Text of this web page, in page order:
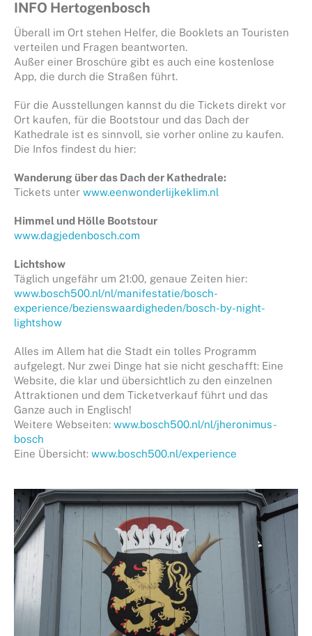
INFO Hertogenbosch
Überall im Ort stehen Helfer, die Booklets an Touristen
verteilen und Fragen beantworten.
Außer einer Broschüre gibt es auch eine kostenlose
App, die durch die Straßen führt.
Für die Ausstellungen kannst du die Tickets direkt vor
Ort kaufen, für die Bootstour und das Dach der
Kathedrale ist es sinnvoll, sie vorher online zu kaufen.
Die Infos findest du hier:
Wanderung über das Dach der Kathedrale:
Tickets unter www.eenwonderlijkeklim.nl
Himmel und Hölle Bootstour
www.dagjedenbosch.com
Lichtshow
Täglich ungefähr um 21:00, genaue Zeiten hier:
www.bosch500.nl/nl/manifestatie/bosch-
experience/bezienswaardigheden/bosch-by-night-
lightshow
Alles im Allem hat die Stadt ein tolles Programm
aufgelegt. Nur zwei Dinge hat sie nicht geschafft: Eine
Website, die klar und übersichtlich zu den einzelnen
Attraktionen und dem Ticketverkauf führt und das
Ganze auch in Englisch!
Weitere Webseiten: www.bosch500.nl/nl/jheronimus-
bosch
Eine Übersicht: www.bosch500.nl/experience